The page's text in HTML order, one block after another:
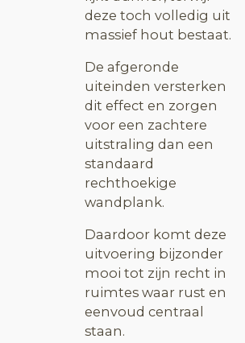
deze toch volledig uit
massief hout bestaat.
De afgeronde
uiteinden versterken
dit effect en zorgen
voor een zachtere
uitstraling dan een
standaard
rechthoekige
wandplank.
Daardoor komt deze
uitvoering bijzonder
mooi tot zijn recht in
ruimtes waar rust en
eenvoud centraal
staan.